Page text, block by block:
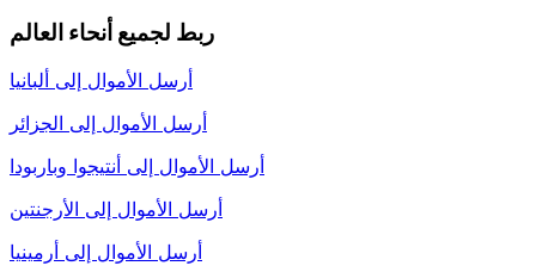
ربط لجميع أنحاء العالم
أرسل الأموال إلى ألبانيا
أرسل الأموال إلى الجزائر
أرسل الأموال إلى أنتيجوا وباربودا
أرسل الأموال إلى الأرجنتين
أرسل الأموال إلى أرمينيا